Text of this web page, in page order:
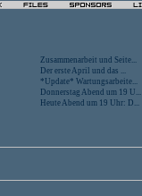
Zusammenarbeit und Seite...
Der erste April und das ...
*Update* Wartungsarbeite...
Donnerstag Abend um 19 U...
Heute Abend um 19 Uhr: D...